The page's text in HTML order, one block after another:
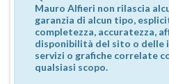
Mauro Alfieri non rilascia
garanzia di alcun tipo,
completezza, accuratezza,
disponibilità del sito o
servizi o grafiche correlate
qualsiasi scopo.